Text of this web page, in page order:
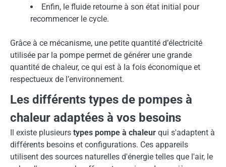
Enfin, le fluide retourne à son état initial pour
recommencer le cycle.
Grâce à ce mécanisme, une petite quantité d’électricité
utilisée par la pompe permet de générer une grande
quantité de chaleur, ce qui est à la fois économique et
respectueux de l’environnement.
Les différents types de pompes à
chaleur adaptées à vos besoins
Il existe plusieurs types pompe à chaleur qui s'adaptent à
différents besoins et configurations. Ces appareils
utilisent des sources naturelles d'énergie telles que l'air, le